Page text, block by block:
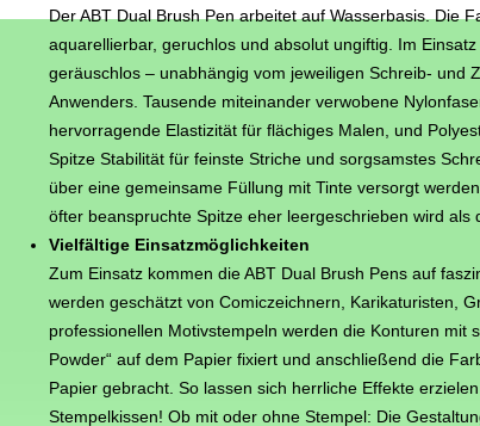
Der ABT Dual Brush Pen arbeitet auf Wasserbasis. Die
aquarellierbar, geruchlos und absolut ungiftig. Im
geräuschlos – unabhängig vom jeweiligen Schreib- und
Anwenders. Tausende miteinander verwobene
hervorragende Elastizität für flächiges Malen, und
Spitze Stabilität für feinste Striche und sorgsamstes
über eine gemeinsame Füllung mit Tinte versorgt
öfter beanspruchte Spitze eher leergeschrieben wird als
Vielfältige Einsatzmöglichkeiten
Zum Einsatz kommen die ABT Dual Brush Pens auf
werden geschätzt von Comiczeichnern, Karikaturisten,
professionellen Motivstempeln werden die Konturen mit
Powder“ auf dem Papier fixiert und anschließend die
Papier gebracht. So lassen sich herrliche Effekte
Stempelkissen! Ob mit oder ohne Stempel: Die